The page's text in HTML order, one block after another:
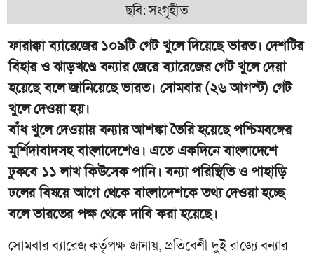
ছবি: সংগৃহীত
ফারাক্কা ব্যারেজের ১০৯টি গেট খুলে দিয়েছে ভারত। দেশটির
বিহার ও ঝাড়খণ্ডে বন্যার জেরে ব্যারেজের গেট খুলে দেয়া
হয়েছে বলে জানিয়েছে ভারত। সোমবার (২৬ আগস্ট) গেট
খুলে দেওয়া হয়।
বাঁধ খুলে দেওয়ায় বন্যার আশঙ্কা তৈরি হয়েছে পশ্চিমবঙ্গের
মুর্শিদাবাদসহ বাংলাদেশেও। এতে একদিনে বাংলাদেশে
ঢুকবে ১১ লাখ কিউসেক পানি। বন্যা পরিস্থিতি ও পাহাড়ি
ঢলের বিষয়ে আগে থেকে বাংলাদেশকে তথ্য দেওয়া হচ্ছে
বলে ভারতের পক্ষ থেকে দাবি করা হয়েছে।
সোমবার ব্যারেজ কর্তৃপক্ষ জানায়, প্রতিবেশী দুই রাজ্যে বন্যার